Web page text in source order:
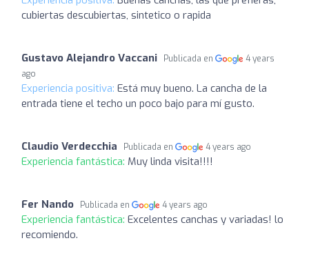
cubiertas descubiertas, sintetico o rapida
Gustavo Alejandro Vaccani Publicada en
4 years
ago
Experiencia positiva: Está muy bueno. La cancha de la
entrada tiene el techo un poco bajo para mí gusto.
Claudio Verdecchia Publicada en 4 years ago
Experiencia fantástica: Muy linda visita!!!!
Fer Nando Publicada en 4 years ago
Experiencia fantástica: Excelentes canchas y variadas! lo
recomiendo.